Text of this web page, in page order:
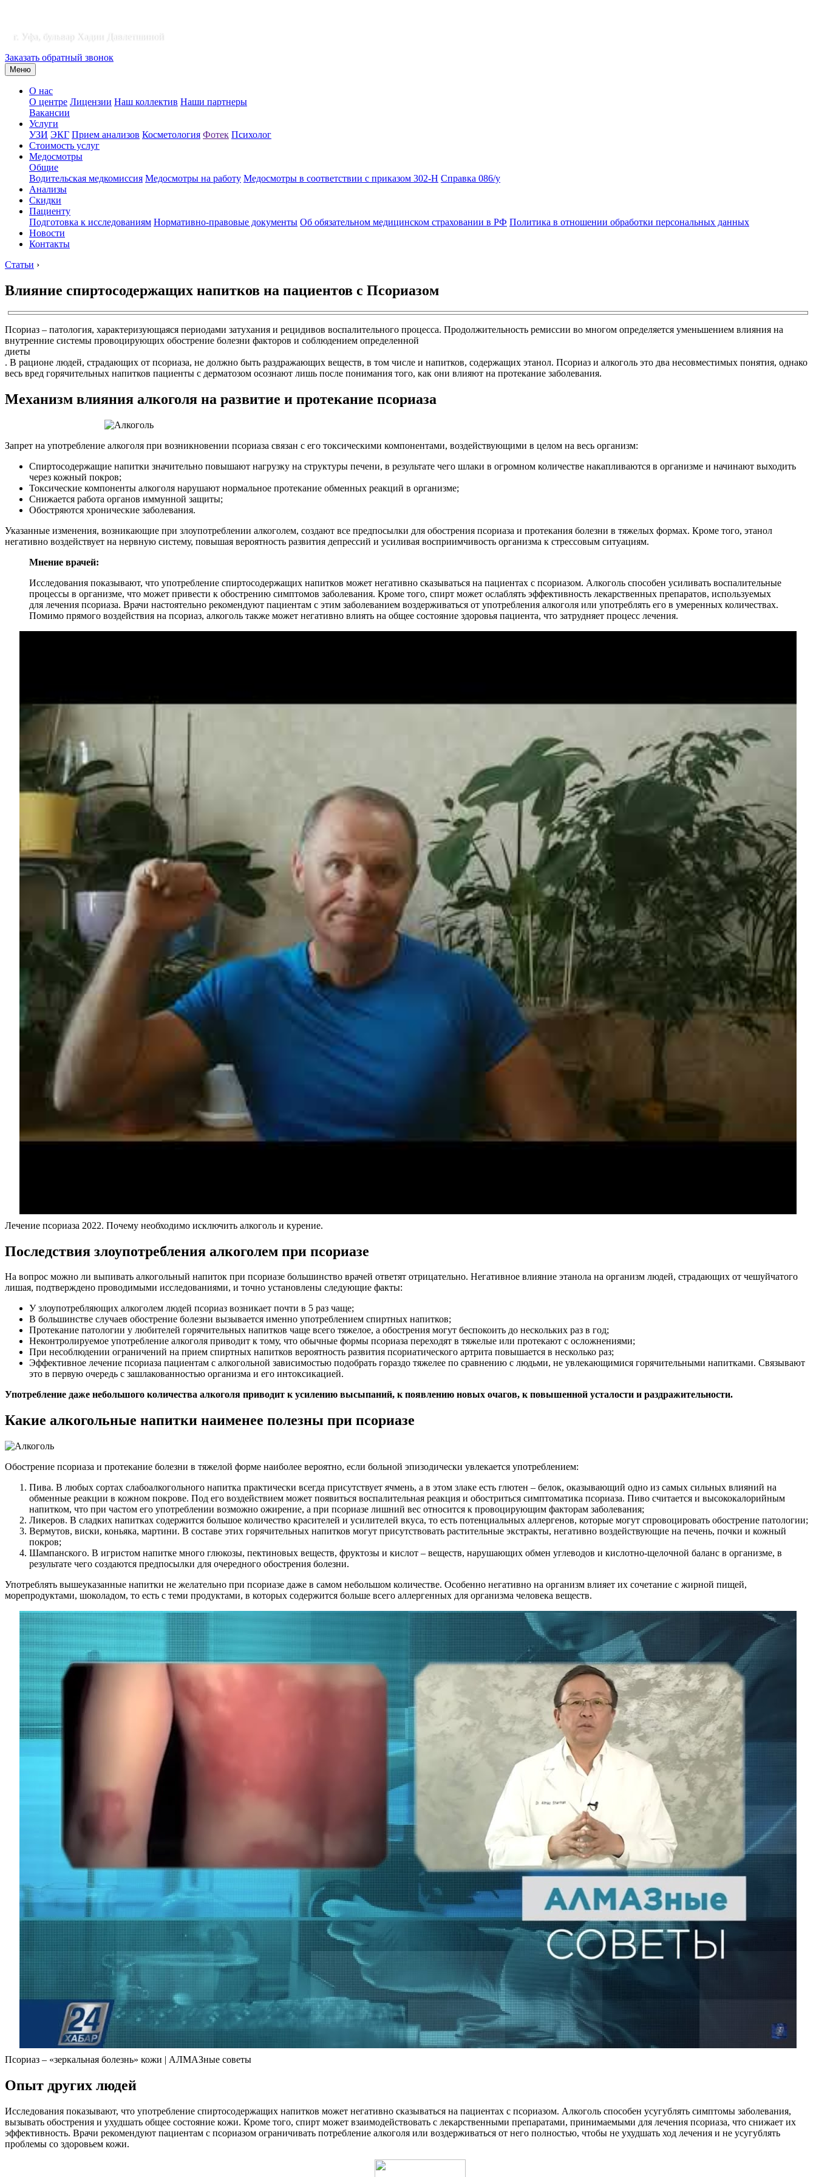
г. Уфа, бульвар Хадии Давлетшиной
Заказать обратный звонок
Меню
О нас
О центре Лицензии Наш коллектив Наши партнеры
Вакансии
Услуги
УЗИ ЭКГ Прием анализов Косметология Фотек Психолог
Стоимость услуг
Медосмотры
Общие
Водительская медкомиссия Медосмотры на работу Медосмотры в соответствии с приказом 302-Н Справка 086/у
Анализы
Скидки
Пациенту
Подготовка к исследованиям Нормативно-правовые документы Об обязательном медицинском страховании в РФ Политика в отношении обработки персональных данных
Новости
Контакты
Статьи ›
Влияние спиртосодержащих напитков на пациентов с Псориазом
Псориаз – патология, характеризующаяся периодами затухания и рецидивов воспалительного процесса. Продолжительность ремиссии во многом определяется уменьшением влияния на
внутренние системы провоцирующих обострение болезни факторов и соблюдением определенной
диеты
. В рационе людей, страдающих от псориаза, не должно быть раздражающих веществ, в том числе и напитков, содержащих этанол. Псориаз и алкоголь это два несовместимых понятия, однако
весь вред горячительных напитков пациенты с дерматозом осознают лишь после понимания того, как они влияют на протекание заболевания.
Механизм влияния алкоголя на развитие и протекание псориаза
Запрет на употребление алкоголя при возникновении псориаза связан с его токсическими компонентами, воздействующими в целом на весь организм:
Спиртосодержащие напитки значительно повышают нагрузку на структуры печени, в результате чего шлаки в огромном количестве накапливаются в организме и начинают выходить
через кожный покров;
Токсические компоненты алкоголя нарушают нормальное протекание обменных реакций в организме;
Снижается работа органов иммунной защиты;
Обостряются хронические заболевания.
Указанные изменения, возникающие при злоупотреблении алкоголем, создают все предпосылки для обострения псориаза и протекания болезни в тяжелых формах. Кроме того, этанол
негативно воздействует на нервную систему, повышая вероятность развития депрессий и усиливая восприимчивость организма к стрессовым ситуациям.
Мнение врачей:
Исследования показывают, что употребление спиртосодержащих напитков может негативно сказываться на пациентах с псориазом. Алкоголь способен усиливать воспалительные
процессы в организме, что может привести к обострению симптомов заболевания. Кроме того, спирт может ослаблять эффективность лекарственных препаратов, используемых
для лечения псориаза. Врачи настоятельно рекомендуют пациентам с этим заболеванием воздерживаться от употребления алкоголя или употреблять его в умеренных количествах.
Помимо прямого воздействия на псориаз, алкоголь также может негативно влиять на общее состояние здоровья пациента, что затрудняет процесс лечения.
Лечение псориаза 2022. Почему необходимо исключить алкоголь и курение.
Последствия злоупотребления алкоголем при псориазе
На вопрос можно ли выпивать алкогольный напиток при псориазе большинство врачей ответят отрицательно. Негативное влияние этанола на организм людей, страдающих от чешуйчатого
лишая, подтверждено проводимыми исследованиями, и точно установлены следующие факты:
У злоупотребляющих алкоголем людей псориаз возникает почти в 5 раз чаще;
В большинстве случаев обострение болезни вызывается именно употреблением спиртных напитков;
Протекание патологии у любителей горячительных напитков чаще всего тяжелое, а обострения могут беспокоить до нескольких раз в год;
Неконтролируемое употребление алкоголя приводит к тому, что обычные формы псориаза переходят в тяжелые или протекают с осложнениями;
При несоблюдении ограничений на прием спиртных напитков вероятность развития псориатического артрита повышается в несколько раз;
Эффективное лечение псориаза пациентам с алкогольной зависимостью подобрать гораздо тяжелее по сравнению с людьми, не увлекающимися горячительными напитками. Связывают
это в первую очередь с зашлакованностью организма и его интоксикацией.
Употребление даже небольшого количества алкоголя приводит к усилению высыпаний, к появлению новых очагов, к повышенной усталости и раздражительности.
Какие алкогольные напитки наименее полезны при псориазе
Обострение псориаза и протекание болезни в тяжелой форме наиболее вероятно, если больной эпизодически увлекается употреблением:
Пива. В любых сортах слабоалкогольного напитка практически всегда присутствует ячмень, а в этом злаке есть глютен – белок, оказывающий одно из самых сильных влияний на
обменные реакции в кожном покрове. Под его воздействием может появиться воспалительная реакция и обостриться симптоматика псориаза. Пиво считается и высококалорийным
напитком, что при частом его употреблении возможно ожирение, а при псориазе лишний вес относится к провоцирующим факторам заболевания;
Ликеров. В сладких напитках содержится большое количество красителей и усилителей вкуса, то есть потенциальных аллергенов, которые могут спровоцировать обострение патологии;
Вермутов, виски, коньяка, мартини. В составе этих горячительных напитков могут присутствовать растительные экстракты, негативно воздействующие на печень, почки и кожный
покров;
Шампанского. В игристом напитке много глюкозы, пектиновых веществ, фруктозы и кислот – веществ, нарушающих обмен углеводов и кислотно-щелочной баланс в организме, в
результате чего создаются предпосылки для очередного обострения болезни.
Употреблять вышеуказанные напитки не желательно при псориазе даже в самом небольшом количестве. Особенно негативно на организм влияет их сочетание с жирной пищей,
морепродуктами, шоколадом, то есть с теми продуктами, в которых содержится больше всего аллергенных для организма человека веществ.
Псориаз – «зеркальная болезнь» кожи | АЛМАЗные советы
Опыт других людей
Исследования показывают, что употребление спиртосодержащих напитков может негативно сказываться на пациентах с псориазом. Алкоголь способен усугублять симптомы заболевания,
вызывать обострения и ухудшать общее состояние кожи. Кроме того, спирт может взаимодействовать с лекарственными препаратами, принимаемыми для лечения псориаза, что снижает их
эффективность. Врачи рекомендуют пациентам с псориазом ограничивать потребление алкоголя или воздерживаться от него полностью, чтобы не ухудшать ход лечения и не усугублять
проблемы со здоровьем кожи.